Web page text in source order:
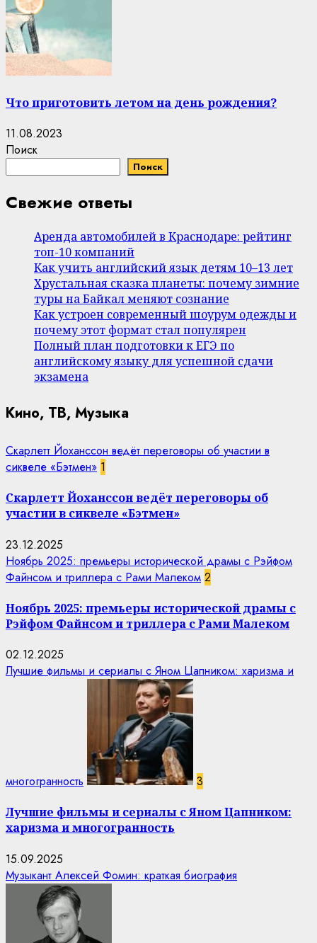
Что приготовить летом на день рождения?
11.08.2023
Поиск
Поиск
Свежие ответы
Аренда автомобилей в Краснодаре: рейтинг
топ-10 компаний
Как учить английский язык детям 10–13 лет
Хрустальная сказка планеты: почему зимние
туры на Байкал меняют сознание
Как устроен современный шоурум одежды и
почему этот формат стал популярен
Полный план подготовки к ЕГЭ по
английскому языку для успешной сдачи
экзамена
Кино, ТВ, Музыка
Скарлетт Йоханссон ведёт переговоры об участии в
сиквеле «Бэтмен» 1
Скарлетт Йоханссон ведёт переговоры об
участии в сиквеле «Бэтмен»
23.12.2025
Ноябрь 2025: премьеры исторической драмы с Рэйфом
Файнсом и триллера с Рами Малеком 2
Ноябрь 2025: премьеры исторической драмы с
Рэйфом Файнсом и триллера с Рами Малеком
02.12.2025
Лучшие фильмы и сериалы с Яном Цапником: харизма и
многогранность 3
Лучшие фильмы и сериалы с Яном Цапником:
харизма и многогранность
15.09.2025
Музыкант Алексей Фомин: краткая биография